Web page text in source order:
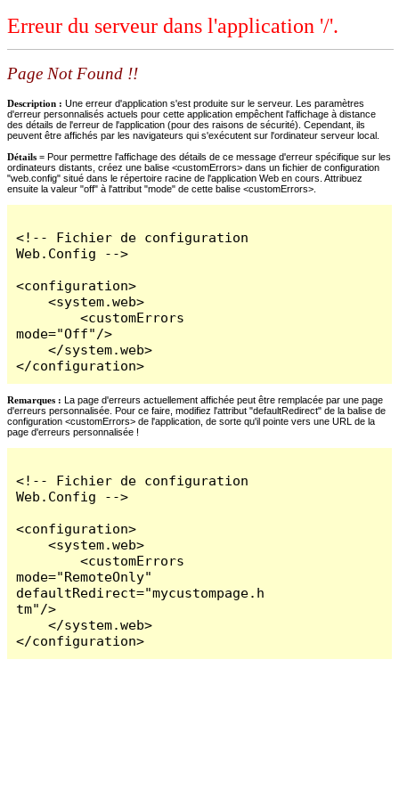
Erreur du serveur dans l'application '/'.
Page Not Found !!
Description : Une erreur d'application s'est produite sur le serveur. Les paramètres
d'erreur personnalisés actuels pour cette application empêchent l'affichage à distance
des détails de l'erreur de l'application (pour des raisons de sécurité). Cependant, ils
peuvent être affichés par les navigateurs qui s'exécutent sur l'ordinateur serveur local.
Détails = Pour permettre l'affichage des détails de ce message d'erreur spécifique sur les
ordinateurs distants, créez une balise <customErrors> dans un fichier de configuration
"web.config" situé dans le répertoire racine de l'application Web en cours. Attribuez
ensuite la valeur "off" à l'attribut "mode" de cette balise <customErrors>.
<!-- Fichier de configuration
Web.Config -->
<configuration>
    <system.web>
        <customErrors
mode="Off"/>
    </system.web>
</configuration>
Remarques : La page d'erreurs actuellement affichée peut être remplacée par une page
d'erreurs personnalisée. Pour ce faire, modifiez l'attribut "defaultRedirect" de la balise de
configuration <customErrors> de l'application, de sorte qu'il pointe vers une URL de la
page d'erreurs personnalisée !
<!-- Fichier de configuration
Web.Config -->
<configuration>
    <system.web>
        <customErrors
mode="RemoteOnly"
defaultRedirect="mycustompage.h
tm"/>
    </system.web>
</configuration>